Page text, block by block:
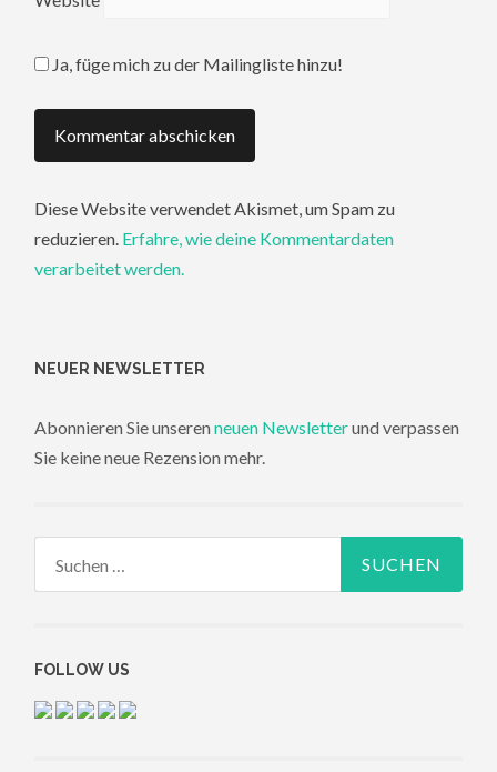
Ja, füge mich zu der Mailingliste hinzu!
Diese Website verwendet Akismet, um Spam zu
reduzieren. Erfahre, wie deine Kommentardaten
verarbeitet werden.
NEUER NEWSLETTER
Abonnieren Sie unserenneuen Newsletterund verpassen
Sie keine neue Rezension mehr.
FOLLOW US